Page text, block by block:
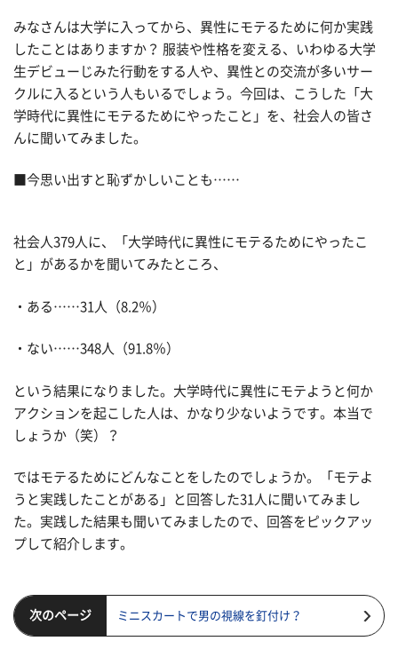
みなさんは大学に入ってから、異性にモテるために何か実践
したことはありますか？ 服装や性格を変える、いわゆる大学
生デビューじみた行動をする人や、異性との交流が多いサー
クルに入るという人もいるでしょう。今回は、こうした「大
学時代に異性にモテるためにやったこと」を、社会人の皆さ
んに聞いてみました。
■今思い出すと恥ずかしいことも……
社会人379人に、「大学時代に異性にモテるためにやったこ
と」があるかを聞いてみたところ、
・ある……31人（8.2％）
・ない……348人（91.8％）
という結果になりました。大学時代に異性にモテようと何か
アクションを起こした人は、かなり少ないようです。本当で
しょうか（笑）？
ではモテるためにどんなことをしたのでしょうか。「モテよ
うと実践したことがある」と回答した31人に聞いてみまし
た。実践した結果も聞いてみましたので、回答をピックアッ
プして紹介します。
次のページ ミニスカートで男の視線を釘付け？